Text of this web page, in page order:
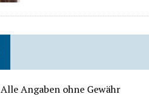
Alle Angaben ohne Gewähr